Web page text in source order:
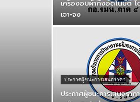
เครื่องอบผ้ากึ่งอัตโนมัติ โ
เจาะจง
ประกาศผู้ชนะการเสนอราคา
ประกาศผู้ชนะการเสนอรา